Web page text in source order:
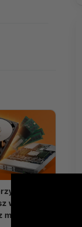
lub
włożyć